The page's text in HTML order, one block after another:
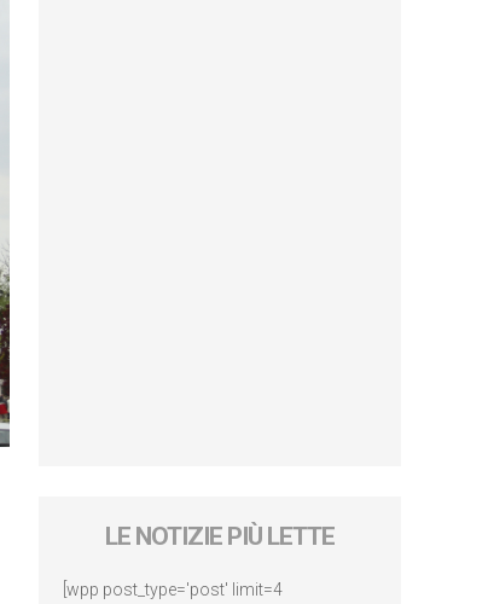
LE NOTIZIE PIÙ LETTE
[wpp post_type='post' limit=4